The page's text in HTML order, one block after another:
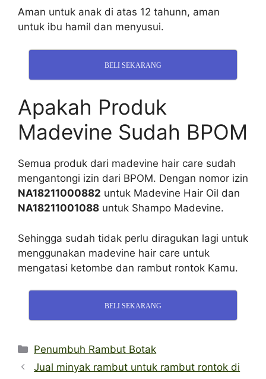
Aman untuk anak di atas 12 tahunn, aman
untuk ibu hamil dan menyusui.
BELI SEKARANG
Apakah Produk
Madevine Sudah BPOM
Semua produk dari madevine hair care sudah
mengantongi izin dari BPOM. Dengan nomor izin
NA18211000882 untuk Madevine Hair Oil dan
NA18211001088 untuk Shampo Madevine.
Sehingga sudah tidak perlu diragukan lagi untuk
menggunakan madevine hair care untuk
mengatasi ketombe dan rambut rontok Kamu.
BELI SEKARANG
Categories
Penumbuh Rambut Botak
Jual minyak rambut untuk rambut rontok di